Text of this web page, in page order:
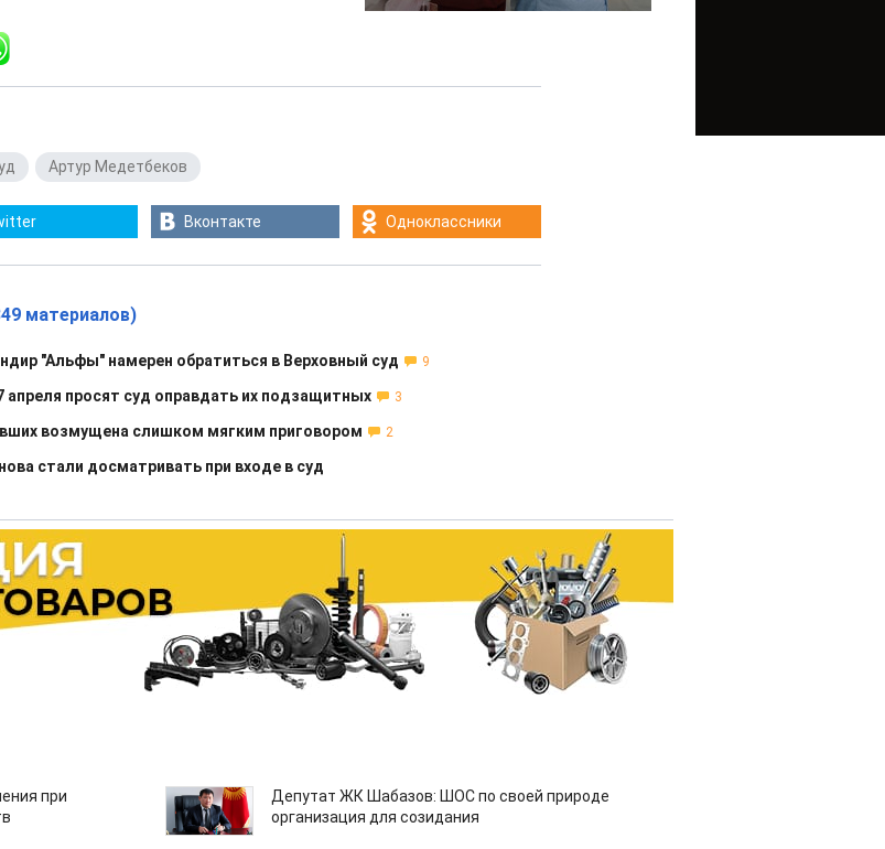
Артур Медетбеков
Вконтакте Одноклассники
материалов)
"Альфы" намерен обратиться в Верховный суд 9
просят суд оправдать их подзащитных 3
возмущена слишком мягким приговором 2
стали досматривать при входе в суд
при
Депутат ЖК Шабазов: ШОС по своей природе
организация для созидания